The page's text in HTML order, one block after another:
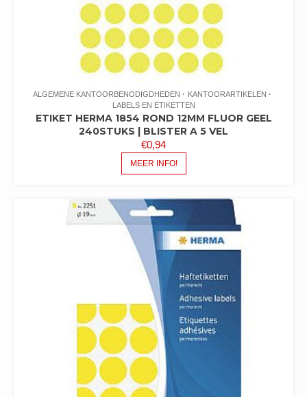
ALGEMENE KANTOORBENODIGDHEDEN
KANTOORARTIKELEN
LABELS EN ETIKETTEN
ETIKET HERMA 1854 ROND 12MM FLUOR GEEL
240STUKS | BLISTER A 5 VEL
€0,94
MEER INFO!